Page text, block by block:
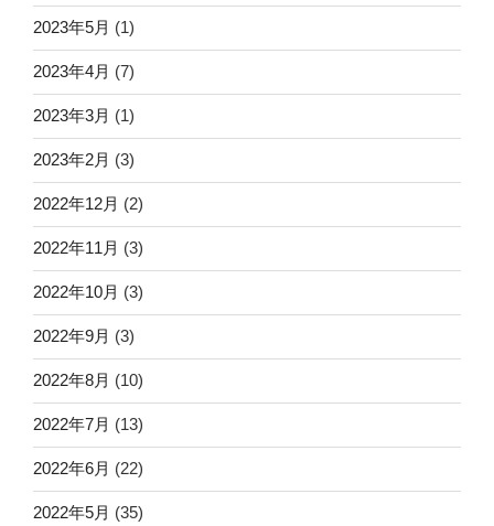
2023年5月 (1)
2023年4月 (7)
2023年3月 (1)
2023年2月 (3)
2022年12月 (2)
2022年11月 (3)
2022年10月 (3)
2022年9月 (3)
2022年8月 (10)
2022年7月 (13)
2022年6月 (22)
2022年5月 (35)